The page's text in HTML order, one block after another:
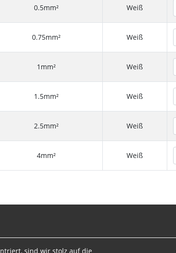
0.5mm² Weiß
0.75mm² Weiß
1mm² Weiß
1.5mm² Weiß
2.5mm² Weiß
4mm² Weiß
sind wir stolz auf die